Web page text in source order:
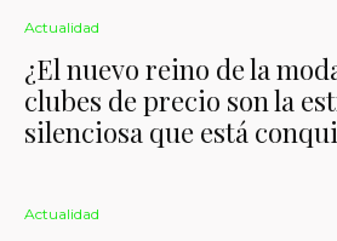
Actualidad
¿El nuevo reino de la
clubes de precio son la
silenciosa que está
Actualidad